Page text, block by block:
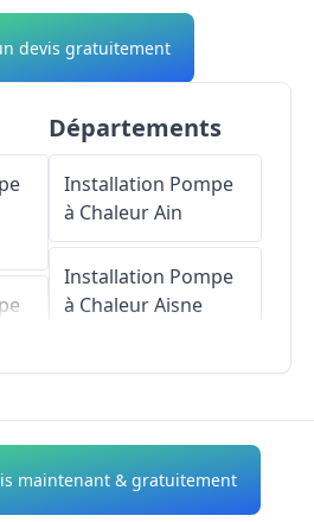
devis gratuitement
Départements
Installation Pompe
à ChaleurAin
Installation Pompe
à ChaleurAisne
Installation Pompe
à Chaleur Alpes-de-
maintenant & gratuitement